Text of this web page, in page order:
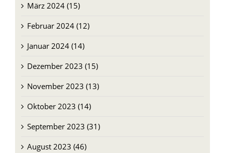
März 2024 (15)
Februar 2024 (12)
Januar 2024 (14)
Dezember 2023 (15)
November 2023 (13)
Oktober 2023 (14)
September 2023 (31)
August 2023 (46)